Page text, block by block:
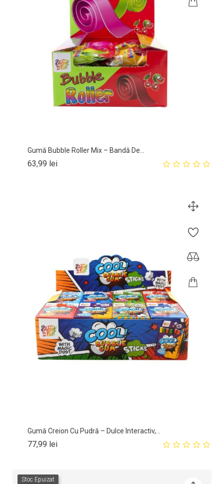
Gumă Bubble Roller Mix – Bandă De...
63,99 leiPret
Gumă Creion Cu Pudră – Dulce Interactiv,...
77,99 leiPret
Stoc Epuizat